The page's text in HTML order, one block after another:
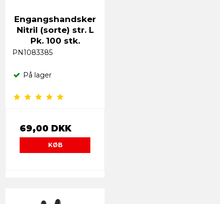
Engangshandsker
Nitril (sorte) str. L
Pk. 100 stk.
PN1083385
På lager
69,00 DKK
KØB